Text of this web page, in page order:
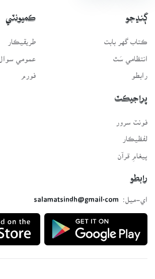
ڳنڍجو
ڪتاب گهر بابت
انتظامي سَٿ
رابطو
ڪميونٽي
طريقيڪار
عمومي سوال
فورم
پراجيڪٽ
لفظيڪار
پيغامِ قرآن
رابطو
اي-ميل:
salamatsindh@gmail.com